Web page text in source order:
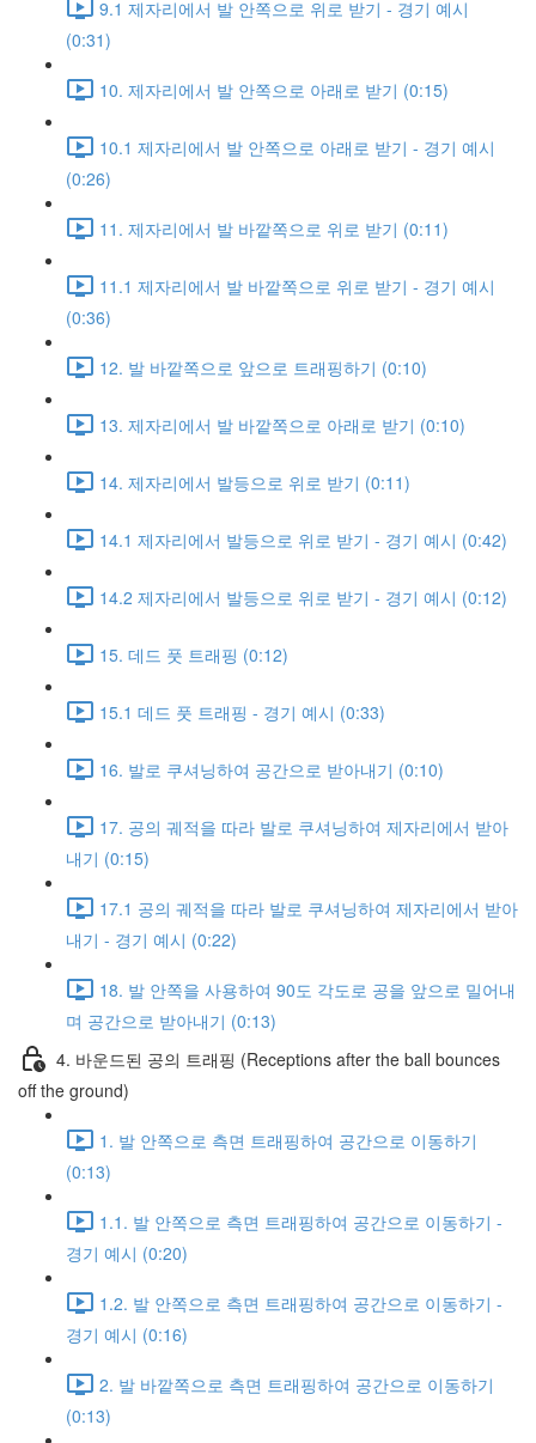
9.1 제자리에서 발 안쪽으로 위로 받기 - 경기 예시
(0:31)
10. 제자리에서 발 안쪽으로 아래로 받기 (0:15)
10.1 제자리에서 발 안쪽으로 아래로 받기 - 경기 예시
(0:26)
11. 제자리에서 발 바깥쪽으로 위로 받기 (0:11)
11.1 제자리에서 발 바깥쪽으로 위로 받기 - 경기 예시
(0:36)
12. 발 바깥쪽으로 앞으로 트래핑하기 (0:10)
13. 제자리에서 발 바깥쪽으로 아래로 받기 (0:10)
14. 제자리에서 발등으로 위로 받기 (0:11)
14.1 제자리에서 발등으로 위로 받기 - 경기 예시 (0:42)
14.2 제자리에서 발등으로 위로 받기 - 경기 예시 (0:12)
15. 데드 풋 트래핑 (0:12)
15.1 데드 풋 트래핑 - 경기 예시 (0:33)
16. 발로 쿠셔닝하여 공간으로 받아내기 (0:10)
17. 공의 궤적을 따라 발로 쿠셔닝하여 제자리에서 받아
내기 (0:15)
17.1 공의 궤적을 따라 발로 쿠셔닝하여 제자리에서 받아
내기 - 경기 예시 (0:22)
18. 발 안쪽을 사용하여 90도 각도로 공을 앞으로 밀어내
며 공간으로 받아내기 (0:13)
4. 바운드된 공의 트래핑 (Receptions after the ball bounces
off the ground)
1. 발 안쪽으로 측면 트래핑하여 공간으로 이동하기
(0:13)
1.1. 발 안쪽으로 측면 트래핑하여 공간으로 이동하기 -
경기 예시 (0:20)
1.2. 발 안쪽으로 측면 트래핑하여 공간으로 이동하기 -
경기 예시 (0:16)
2. 발 바깥쪽으로 측면 트래핑하여 공간으로 이동하기
(0:13)